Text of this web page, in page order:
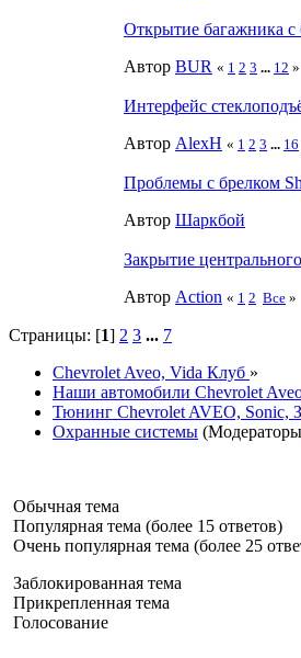
Открытие багажника с
Автор BUR « 1 2 3 ... 12 »
Интерфейс
Автор AlexH « 1 2 3 ... 16
Проблемы с брелком
Автор Шаркбой
Закрытие
Автор Action « 1 2 Все »
Страницы: [1] 2 3 ... 7
Chevrolet Aveo, Vida Клуб »
Наши автомобили Chevrolet
Тюнинг Chevrolet AVEO, Sonic,
Охранные системы
Обычная тема
Популярная тема (более 15 ответов)
Очень популярная тема (более 25
Заблокированная тема
Прикрепленная тема
Голосование